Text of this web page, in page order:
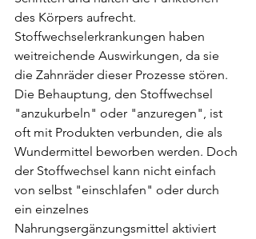
des Körpers aufrecht.
Stoffwechselerkrankungen haben
weitreichende Auswirkungen, da sie
die Zahnräder dieser Prozesse stören.
Die Behauptung, den Stoffwechsel
"anzukurbeln" oder "anzuregen", ist
oft mit Produkten verbunden, die als
Wundermittel beworben werden. Doch
der Stoffwechsel kann nicht einfach
von selbst "einschlafen" oder durch
ein einzelnes
Nahrungsergänzungsmittel aktiviert